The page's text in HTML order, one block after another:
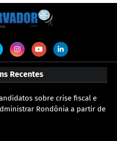
Recentes
sobre crise fiscal e
Rondônia a partir de